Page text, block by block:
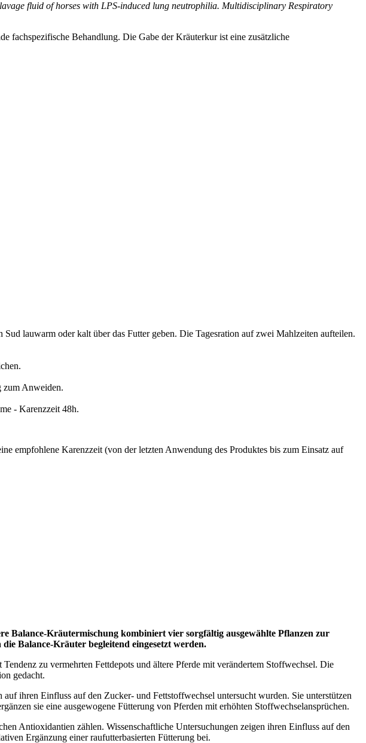
fluid of horses with LPS-induced lung neutrophilia. Multidisciplinary Respiratory
fachspezifische Behandlung. Die Gabe der Kräuterkur ist eine zusätzliche
lauwarm oder kalt über das Futter geben. Die Tagesration auf zwei Mahlzeiten aufteilen.
zum Anweiden.
empfohlene Karenzzeit (von der letzten Anwendung des Produktes bis zum Einsatz auf
Balance-Kräutermischung kombiniert vier sorgfältig ausgewählte Pflanzen zur
Balance-Kräuter begleitend eingesetzt werden.
zu vermehrten Fettdepots und ältere Pferde mit verändertem Stoffwechsel. Die
gedacht.
ihren Einfluss auf den Zucker- und Fettstoffwechsel untersucht wurden. Sie unterstützen
sie eine ausgewogene Fütterung von Pferden mit erhöhten Stoffwechselansprüchen.
Antioxidantien zählen. Wissenschaftliche Untersuchungen zeigen ihren Einfluss auf den
Ergänzung einer raufutterbasierten Fütterung bei.